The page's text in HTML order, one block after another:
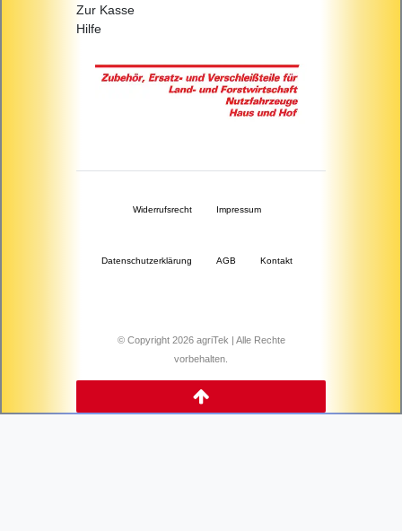
Zur Kasse
Hilfe
Widerrufs­recht Impressum
Daten­schutz­erklärung AGB Kontakt
© Copyright 2026 agriTek | Alle Rechte
vorbehalten.